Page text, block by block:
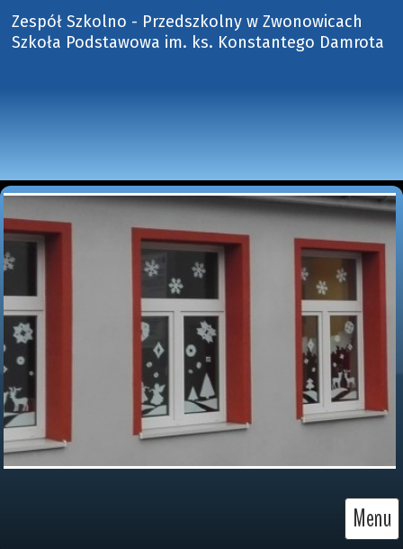
Zespół Szkolno - Przedszkolny w Zwonowicach
Szkoła Podstawowa im. ks. Konstantego Damrota
Menu